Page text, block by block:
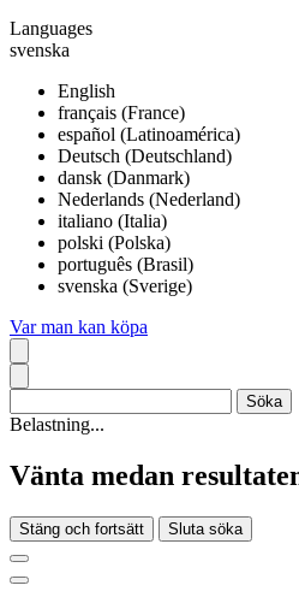
Languages
svenska
English
français (France)
español (Latinoamérica)
Deutsch (Deutschland)
dansk (Danmark)
Nederlands (Nederland)
italiano (Italia)
polski (Polska)
português (Brasil)
svenska (Sverige)
Var man kan köpa
Belastning...
Vänta medan
Stäng och fortsätt Sluta söka